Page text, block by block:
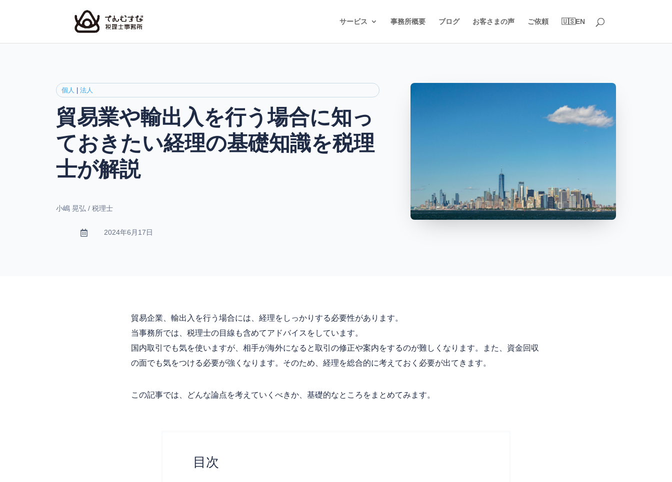
サービス 事務所概要 ブログ お客さまの声 ご依頼 🇺🇸EN
個人 法人
貿易業や輸出入を行う場合に知っ
ておきたい経理の基礎知識を税理
士が解説
小嶋 晃弘 / 税理士
 2024年6月17日
貿易企業、輸出入を行う場合には、経理をしっかりする必要性があります。
当事務所では、税理士の目線も含めてアドバイスをしています。
国内取引でも気を使いますが、相手が海外になると取引の修正や案内をするのが難しくなります。また、資金回収
の面でも気をつける必要が強くなります。そのため、経理を総合的に考えておく必要が出てきます。
この記事では、どんな論点を考えていくべきか、基礎的なところをまとめてみます。
目次